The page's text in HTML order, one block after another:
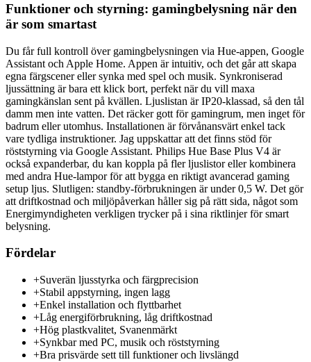
Funktioner och styrning: gamingbelysning när den
är som smartast
Du får full kontroll över gamingbelysningen via Hue-appen, Google
Assistant och Apple Home. Appen är intuitiv, och det går att skapa
egna färgscener eller synka med spel och musik. Synkroniserad
ljussättning är bara ett klick bort, perfekt när du vill maxa
gamingkänslan sent på kvällen. Ljuslistan är IP20-klassad, så den tål
damm men inte vatten. Det räcker gott för gamingrum, men inget för
badrum eller utomhus. Installationen är förvånansvärt enkel tack
vare tydliga instruktioner. Jag uppskattar att det finns stöd för
röststyrning via Google Assistant. Philips Hue Base Plus V4 är
också expanderbar, du kan koppla på fler ljuslistor eller kombinera
med andra Hue-lampor för att bygga en riktigt avancerad gaming
setup ljus. Slutligen: standby-förbrukningen är under 0,5 W. Det gör
att driftkostnad och miljöpåverkan håller sig på rätt sida, något som
Energimyndigheten verkligen trycker på i sina riktlinjer för smart
belysning.
Fördelar
+Suverän ljusstyrka och färgprecision
+Stabil appstyrning, ingen lagg
+Enkel installation och flyttbarhet
+Låg energiförbrukning, låg driftkostnad
+Hög plastkvalitet, Svanenmärkt
+Synkbar med PC, musik och röststyrning
+Bra prisvärde sett till funktioner och livslängd